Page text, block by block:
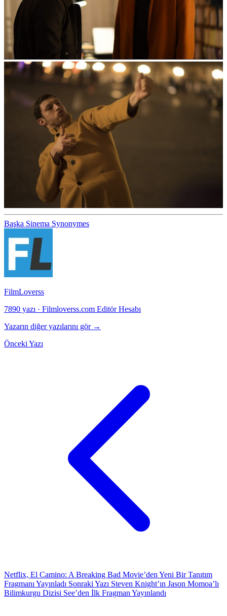
Başka Sinema Synonymes
FilmLoverss
7890 yazı · Filmloverss.com Editör Hesabı
Yazarın diğer yazılarını gör →
Önceki Yazı
Netflix, El Camino: A Breaking Bad Movie’den Yeni Bir Tanıtım
Fragmanı Yayınladı Sonraki Yazı Steven Knight’ın Jason Momoa’lı
Bilimkurgu Dizisi See’den İlk Fragman Yayınlandı